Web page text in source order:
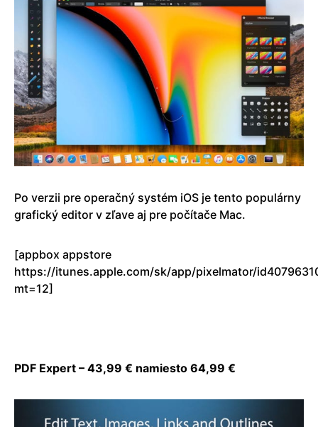
Po verzii pre operačný systém iOS je tento populárny
grafický editor v zľave aj pre počítače Mac.
[appbox appstore
https://itunes.apple.com/sk/app/pixelmator/
mt=12]
PDF Expert – 43,99 € namiesto 64,99 €